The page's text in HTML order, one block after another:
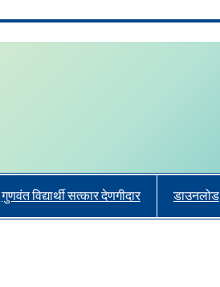
गुणवंत विद्यार्थी सत्कार देणगीदार डाउनलोड